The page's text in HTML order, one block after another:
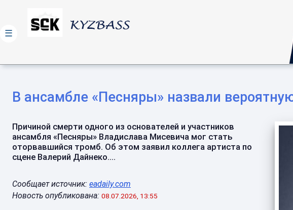
В ансамбле «Песняры» назвали
Причиной смерти одного из основателей и участников
ансамбля «Песняры» Владислава Мисевича мог стать
оторвавшийся тромб. Об этом заявил коллега артиста по
сцене Валерий Дайнеко....
Сообщает источник: eadaily.com
Новость опубликована: 08.07.2026, 13:55
☰